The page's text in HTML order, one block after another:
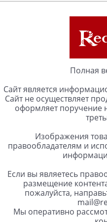
Полная
Сайт является
Сайт не осуществляет
оформляет поручение
Изображения
правообладателям и
Если вы являетесь
размещение
пожалуйста,
Мы оперативно